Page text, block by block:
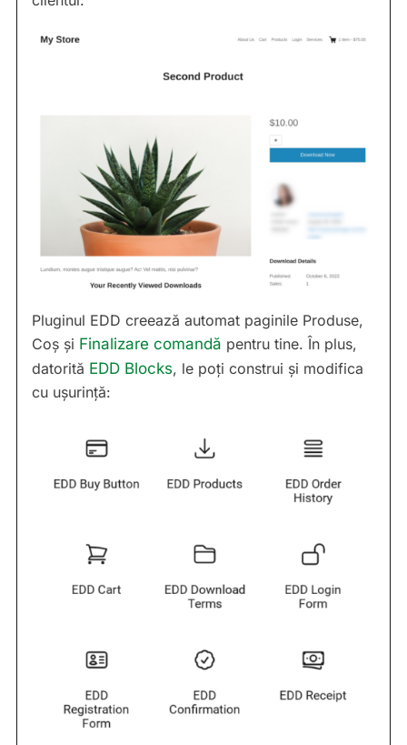
Pluginul EDD creează automat paginile Produse,
Coș și Finalizare comandă pentru tine. În plus,
datorită EDD Blocks, le poți construi și modifica
cu ușurință: